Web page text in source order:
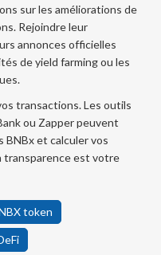
sur les améliorations de
Rejoindre leur
annonces officielles
de yield farming ou les
transactions. Les outils
ou Zapperpeuvent
BNBx et calculer vos
transparence est votre
token